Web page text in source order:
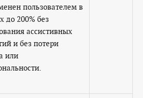
пользователем в
до 200% без
ассистивных
и без потери
или